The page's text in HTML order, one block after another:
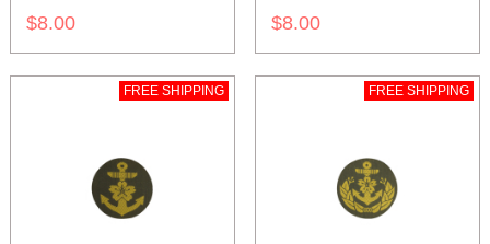
第二次世界大戦
日本帝国海軍
$8.00
第二次世界大戦
日本帝国海軍
$8.00
FREE SHIPPING FREE SHIPPING